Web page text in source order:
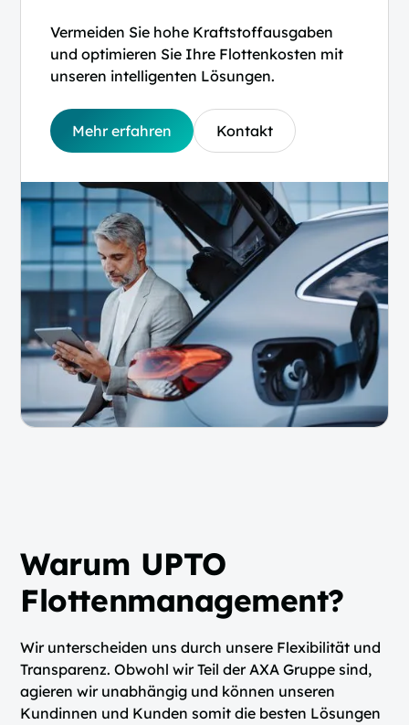
Vermeiden Sie hohe Kraftstoffausgaben
und optimieren Sie Ihre Flottenkosten mit
unseren intelligenten Lösungen.
Mehr erfahren Kontakt
Warum UPTO
Flottenmanagement?
Wir unterscheiden uns durch unsere Flexibilität und
Transparenz. Obwohl wir Teil der AXA Gruppe sind,
agieren wir unabhängig und können unseren
Kundinnen und Kunden somit die besten Lösungen